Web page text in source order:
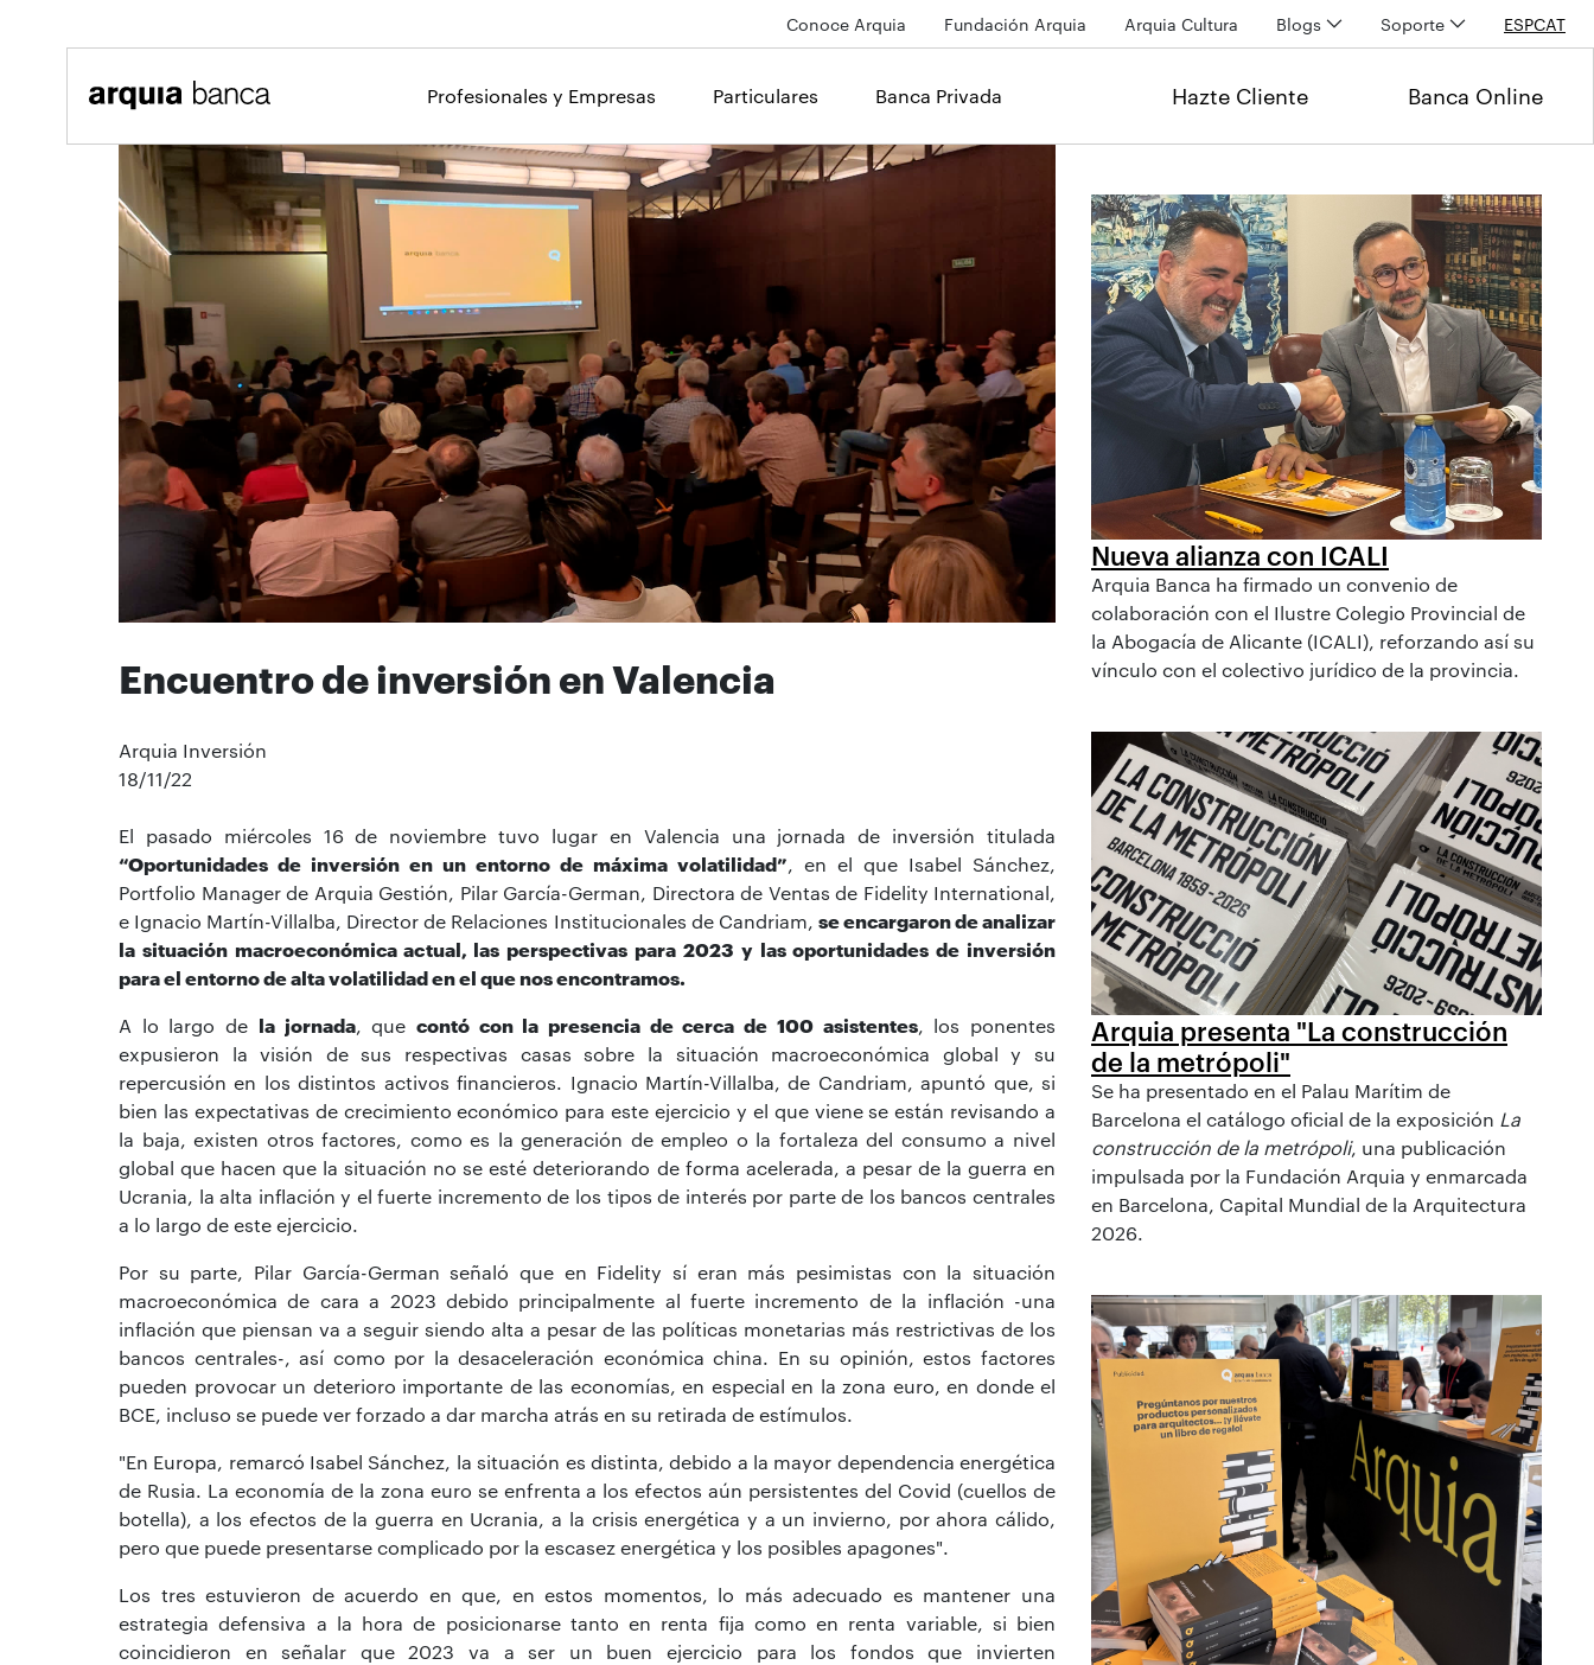
Conoce Arquia Fundación Arquia Arquia Cultura Blogs Soporte ESPCAT
Profesionales y Empresas Particulares Banca Privada Hazte Cliente Banca Online
Encuentro de inversión en Valencia
Arquia Inversión
18/11/22
El pasado miércoles 16 de noviembre tuvo lugar en Valencia una jornada de inversión titulada
“Oportunidades de inversión en un entorno de máxima volatilidad”, en el que Isabel Sánchez,
Portfolio Manager de Arquia Gestión, Pilar García-German, Directora de Ventas de Fidelity International,
e Ignacio Martín-Villalba, Director de Relaciones Institucionales de Candriam, se encargaron de analizar
la situación macroeconómica actual, las perspectivas para 2023 y las oportunidades de inversión
para el entorno de alta volatilidad en el que nos encontramos.
A lo largo de la jornada, que contó con la presencia de cerca de 100 asistentes, los ponentes
expusieron la visión de sus respectivas casas sobre la situación macroeconómica global y su
repercusión en los distintos activos financieros. Ignacio Martín-Villalba, de Candriam, apuntó que, si
bien las expectativas de crecimiento económico para este ejercicio y el que viene se están revisando a
la baja, existen otros factores, como es la generación de empleo o la fortaleza del consumo a nivel
global que hacen que la situación no se esté deteriorando de forma acelerada, a pesar de la guerra en
Ucrania, la alta inflación y el fuerte incremento de los tipos de interés por parte de los bancos centrales
a lo largo de este ejercicio.
Por su parte, Pilar García-German señaló que en Fidelity sí eran más pesimistas con la situación
macroeconómica de cara a 2023 debido principalmente al fuerte incremento de la inflación -una
inflación que piensan va a seguir siendo alta a pesar de las políticas monetarias más restrictivas de los
bancos centrales-, así como por la desaceleración económica china. En su opinión, estos factores
pueden provocar un deterioro importante de las economías, en especial en la zona euro, en donde el
BCE, incluso se puede ver forzado a dar marcha atrás en su retirada de estímulos.
"En Europa, remarcó Isabel Sánchez, la situación es distinta, debido a la mayor dependencia energética
de Rusia. La economía de la zona euro se enfrenta a los efectos aún persistentes del Covid (cuellos de
botella), a los efectos de la guerra en Ucrania, a la crisis energética y a un invierno, por ahora cálido,
pero que puede presentarse complicado por la escasez energética y los posibles apagones".
Los tres estuvieron de acuerdo en que, en estos momentos, lo más adecuado es mantener una
estrategia defensiva a la hora de posicionarse tanto en renta fija como en renta variable, si bien
coincidieron en señalar que 2023 va a ser un buen ejercicio para los fondos que invierten
Nueva alianza con ICALI
Arquia Banca ha firmado un convenio de
colaboración con el Ilustre Colegio Provincial de
la Abogacía de Alicante (ICALI), reforzando así su
vínculo con el colectivo jurídico de la provincia.
Arquia presenta "La construcción
de la metrópoli"
Se ha presentado en el Palau Marítim de
Barcelona el catálogo oficial de la exposición La
construcción de la metrópoli, una publicación
impulsada por la Fundación Arquia y enmarcada
en Barcelona, Capital Mundial de la Arquitectura
2026.